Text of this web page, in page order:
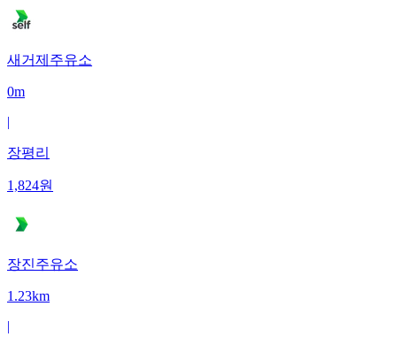
새거제주유소
0m
|
장평리
1,824원
장진주유소
1.23km
|